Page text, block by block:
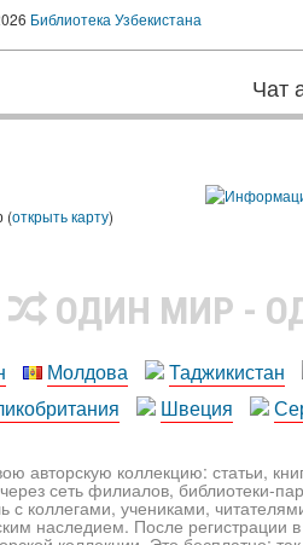
Библиотека Узбекистана
Чат
(открыть карту)
ОДИН МИР -
Молдова Таджикистан
Швеция
авторскую коллекцию: статьи,
сеть филиалов, библиотеки-
коллегами, учениками,
наследием. После